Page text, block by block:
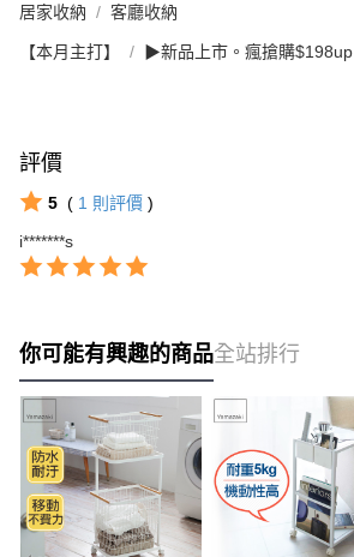
居家收納 客廳收納
【本月主打】 ▶新品上市。瘋搶購$198up
評價
5 ( 1 則評價 )
i*******s
你可能有興趣的商品全站排行